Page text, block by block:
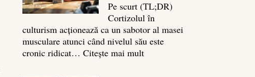
spate
masiv
Pe scurt (TL;DR)
Cortizolul în
culturism acționează ca un sabotor al masei
musculare atunci când nivelul său este
cronic ridicat…Citește mai mult: